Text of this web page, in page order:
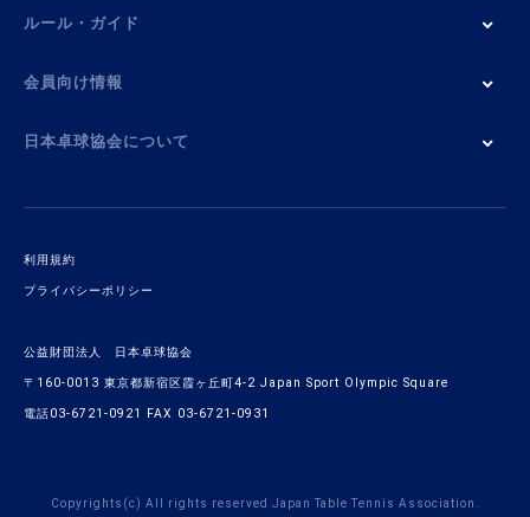
ルール・ガイド
会員向け情報
日本卓球協会について
利用規約
プライバシーポリシー
公益財団法人 日本卓球協会
〒160-0013 東京都新宿区霞ヶ丘町4-2 Japan Sport Olympic Square
電話03-6721-0921 FAX 03-6721-0931
Copyrights(c) All rights reserved Japan Table Tennis Association.